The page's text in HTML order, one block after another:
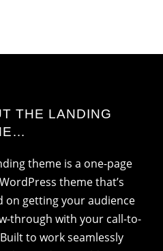
THE LANDING
theme is a one-page
theme that’s
on getting your audience
through with your call-to-
to work seamlessly